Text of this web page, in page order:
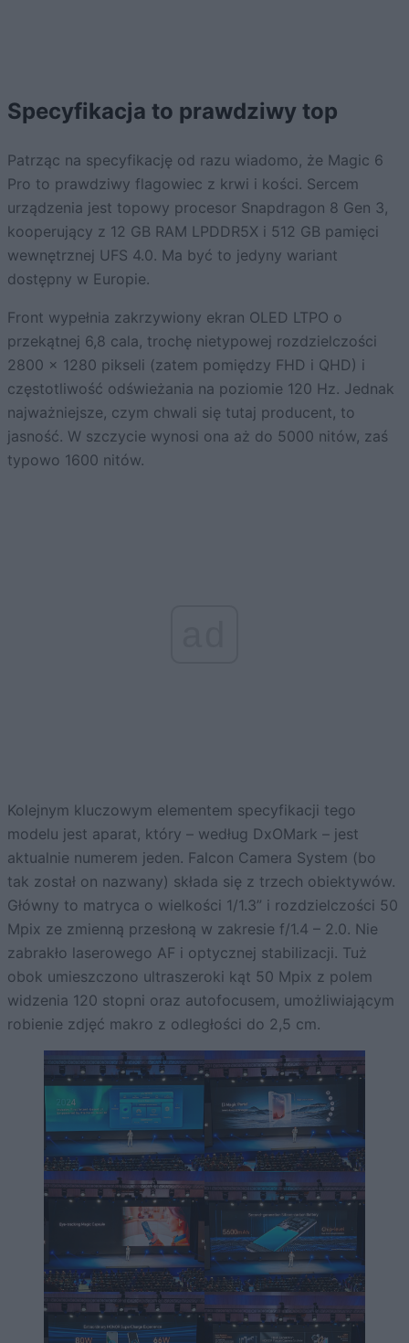
Specyfikacja to prawdziwy top
Patrząc na specyfikację od razu wiadomo, że Magic 6
Pro to prawdziwy flagowiec z krwi i kości. Sercem
urządzenia jest topowy procesor Snapdragon 8 Gen 3,
kooperujący z 12 GB RAM LPDDR5X i 512 GB pamięci
wewnętrznej UFS 4.0. Ma być to jedyny wariant
dostępny w Europie.
Front wypełnia zakrzywiony ekran OLED LTPO o
przekątnej 6,8 cala, trochę nietypowej rozdzielczości
2800 x 1280 pikseli (zatem pomiędzy FHD i QHD) i
częstotliwość odświeżania na poziomie 120 Hz. Jednak
najważniejsze, czym chwali się tutaj producent, to
jasność. W szczycie wynosi ona aż do 5000 nitów, zaś
typowo 1600 nitów.
Kolejnym kluczowym elementem specyfikacji tego
modelu jest aparat, który – według DxOMark – jest
aktualnie numerem jeden. Falcon Camera System (bo
tak został on nazwany) składa się z trzech obiektywów.
Główny to matryca o wielkości 1/1.3” i rozdzielczości 50
Mpix ze zmienną przesłoną w zakresie f/1.4 – 2.0. Nie
zabrakło laserowego AF i optycznej stabilizacji. Tuż
obok umieszczono ultraszeroki kąt 50 Mpix z polem
widzenia 120 stopni oraz autofocusem, umożliwiającym
robienie zdjęć makro z odległości do 2,5 cm.